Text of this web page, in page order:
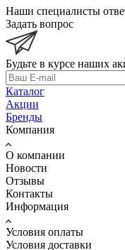
Наши специалисты
Задать вопрос
Будьте в курсе наших
Каталог
Акции
Бренды
Компания
О компании
Новости
Отзывы
Контакты
Информация
Условия оплаты
Условия доставки